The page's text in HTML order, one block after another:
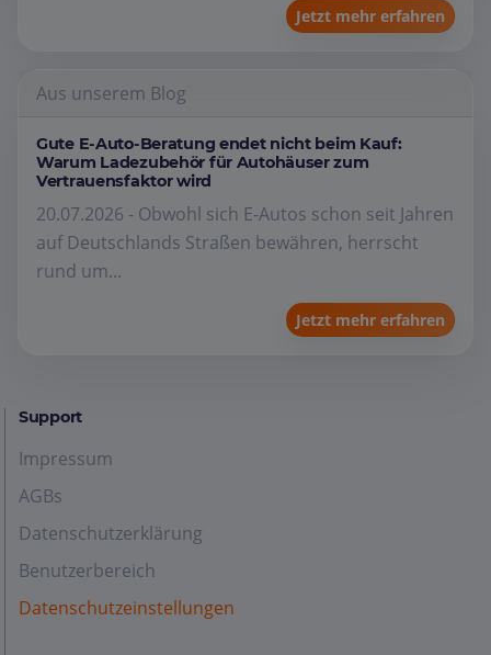
Jetzt mehr erfahren
Aus unserem Blog
Gute E-Auto-Beratung endet nicht beim Kauf:
Warum Ladezubehör für Autohäuser zum
Vertrauensfaktor wird
20.07.2026 - Obwohl sich E-Autos schon seit Jahren
auf Deutschlands Straßen bewähren, herrscht
rund um...
Jetzt mehr erfahren
Support
Impressum
AGBs
Datenschutzerklärung
Benutzerbereich
Datenschutzeinstellungen